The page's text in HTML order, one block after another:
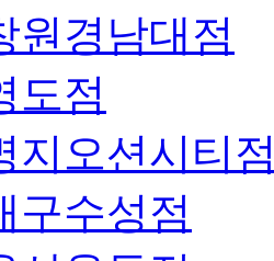
원경남대점
도점
지오션시티
구수성점